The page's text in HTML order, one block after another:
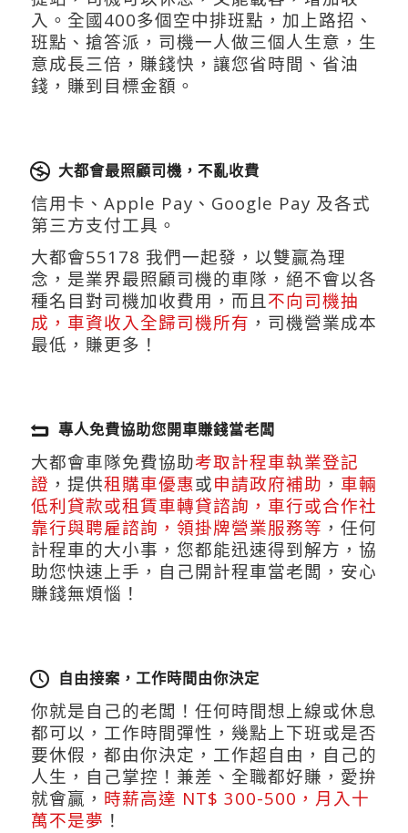
入。全國400多個空中排班點，加上路招、
班點、搶答派，司機一人做三個人生意，生
意成長三倍，賺錢快，讓您省時間、省油
錢，賺到目標金額。
大都會最照顧司機，不亂收費
信用卡、Apple Pay、Google Pay 及各式
第三方支付工具。
大都會55178 我們一起發，以雙贏為理
念，是業界最照顧司機的車隊，絕不會以各
種名目對司機加收費用，而且不向司機抽
成，車資收入全歸司機所有 ，司機營業成本
最低，賺更多！
專人免費協助您開車賺錢當老闆
大都會車隊免費協助考取計程車執業登記
證 ，提供租購車優惠或申請政府補助 ， 車輛
低利貸款或租賃車轉貸諮詢，車行或合作社
靠行與聘雇諮詢，領掛牌營業服務等 ，任何
計程車的大小事，您都能迅速得到解方，協
助您快速上手，自己開計程車當老闆，安心
賺錢無煩惱！
自由接案，工作時間由你決定
你就是自己的老闆！任何時間想上線或休息
都可以，​工作時間彈性，幾點上下班或是否
要休假，都由你決定，工作超自由，自己的
人生，自己掌控！兼差、全職都好賺，愛拚
就會贏， 時薪高達 NT$ 300-500，月入十
萬不是夢 ！